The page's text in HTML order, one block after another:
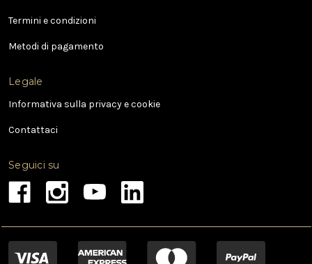
i
l
Termini e condizioni
Metodi di pagamento
Legale
Informativa sulla privacy e cookie
Contattaci
Seguici su